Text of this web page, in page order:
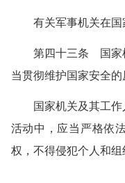
有关军事机关在国
第四十三条 国家
当贯彻维护国家安全的
国家机关及其工
活动中，应当严格依
权，不得侵犯个人和组